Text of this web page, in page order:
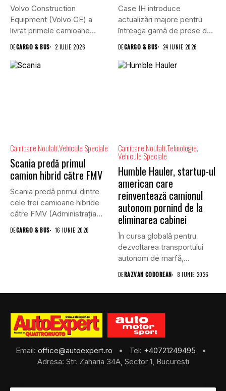
Volvo Construction
Equipment (Volvo CE) a
livrat primele camioane
DECARGO & BUS 2 IULIE 2026
Case IH introduce
actualizări majore pentru
întreaga gamă de prese de
DECARGO & BUS 24 IUNIE 2026
Camioane NoutatiVehicule Speciale
Scania predă primul
camion hibrid către FMV
Scania predă primul dintre
cele trei camioane hibride
către FMV (Administrația
Suedeză...
DECARGO & BUS 16 IUNIE 2026
Camioane NoutatiTehnologie
Vehicule Speciale
Humble Hauler, startup-ul
american care
reinventează camionul
autonom pornind de la
eliminarea cabinei
În cursa globală pentru
dezvoltarea transportului
autonom de marfă,
majoritatea companiilor au...
DERAZVAN CODOREAN 8 IUNIE 2026
Email: office@autoexpert.ro • Tel: +40721249495
•
Adresa: Str. Zaharia 34A, Sector 1, Bucuresti